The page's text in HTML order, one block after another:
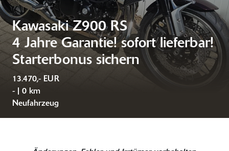
Kawasaki Z900 RS
4 Jahre Garantie! sofort lieferbar!
Starterbonus sichern
13.470,- EUR
- | 0 km
Neufahrzeug